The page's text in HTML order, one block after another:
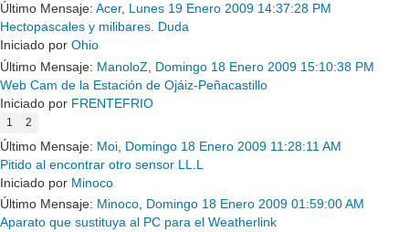
Último Mensaje: Acer, Lunes 19 Enero 2009 14:37:28 PM
Hectopascales y milibares. Duda
Iniciado por Ohio
Último Mensaje: ManoloZ
Domingo 18 Enero 2009 15:10:38 PM
Web Cam de la Estación de Ojáiz-Peñacastillo
Iniciado por FRENTEFRIO
1 2
Último Mensaje: Moi Domingo 18 Enero 2009 11:28:11 AM
Pitido al encontrar otro sensor LL.L
Iniciado por Minoco
Último Mensaje: Minoco, Domingo 18 Enero 2009 01:59:00 AM
Aparato que sustituya al PC para el Weatherlink